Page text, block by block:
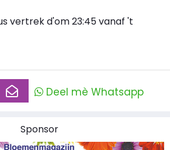
vertrek d'om 23:45 vanaf 't
Deel mè Whatsapp
Sponsor